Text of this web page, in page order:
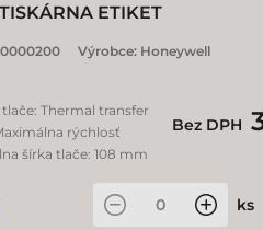
ETIKET
Výrobce: Honeywell
Thermal transfer
rýchlosť
šírka tlače: 108 mm
Bez DPH
ks